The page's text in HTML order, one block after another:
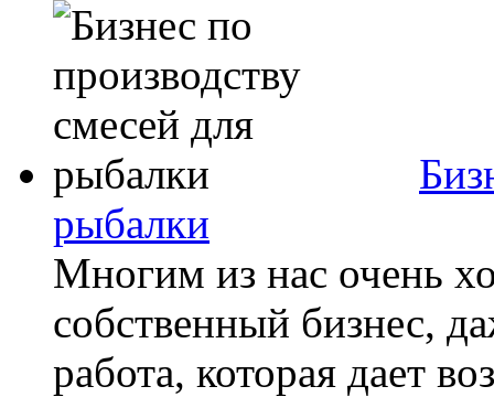
рыбалки
Многим из нас очень
собственный бизнес,
работа, которая дает